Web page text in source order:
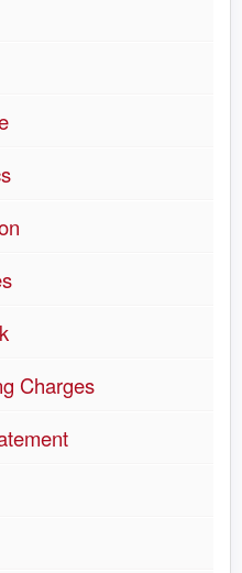
Charges